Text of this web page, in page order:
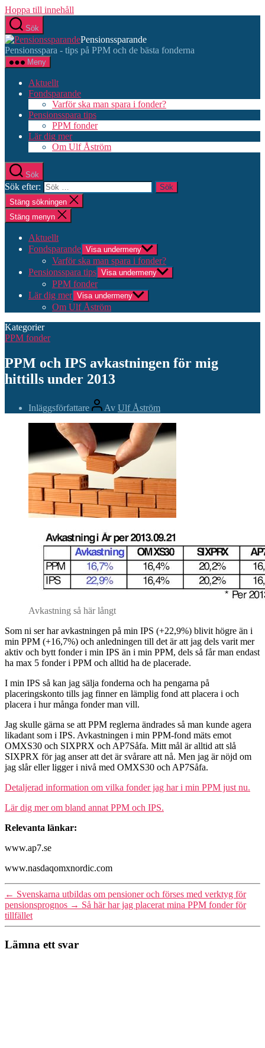
Hoppa till innehåll
Sök
Pensionssparande
Pensionsspara - tips på PPM och de bästa fonderna
Meny
Aktuellt
Fondsparande
Varför ska man spara i fonder?
Pensionsspara tips
PPM fonder
Lär dig mer
Om Ulf Åström
Sök
Sök efter:
Stäng sökningen
Stäng menyn
Aktuellt
Fondsparande Visa undermeny
Varför ska man spara i fonder?
Pensionsspara tips Visa undermeny
PPM fonder
Lär dig mer Visa undermeny
Om Ulf Åström
Kategorier
PPM fonder
PPM och IPS avkastningen för mig
hittills under 2013
Inläggsförfattare Av Ulf Åström
Avkastning så här långt
Som ni ser har avkastningen på min IPS (+22,9%) blivit högre än i
min PPM (+16,7%) och anledningen till det är att jag dels varit mer
aktiv och bytt fonder i min IPS än i min PPM, dels så får man endast
ha max 5 fonder i PPM och alltid ha de placerade.
I min IPS så kan jag sälja fonderna och ha pengarna på
placeringskonto tills jag finner en lämplig fond att placera i och
placera i hur många fonder man vill.
Jag skulle gärna se att PPM reglerna ändrades så man kunde agera
likadant som i IPS. Avkastningen i min PPM-fond mäts emot
OMXS30 och SIXPRX och AP7Såfa. Mitt mål är alltid att slå
SIXPRX för jag anser att det är svårare att nå. Men jag är nöjd om
jag slår eller ligger i nivå med OMXS30 och AP7Såfa.
Detaljerad information om vilka fonder jag har i min PPM just nu.
Lär dig mer om bland annat PPM och IPS.
Relevanta länkar:
www.ap7.se
www.nasdaqomxnordic.com
← Svenskarna utbildas om pensioner och förses med verktyg för
pensionsprognos → Så här har jag placerat mina PPM fonder för
tillfället
Lämna ett svar